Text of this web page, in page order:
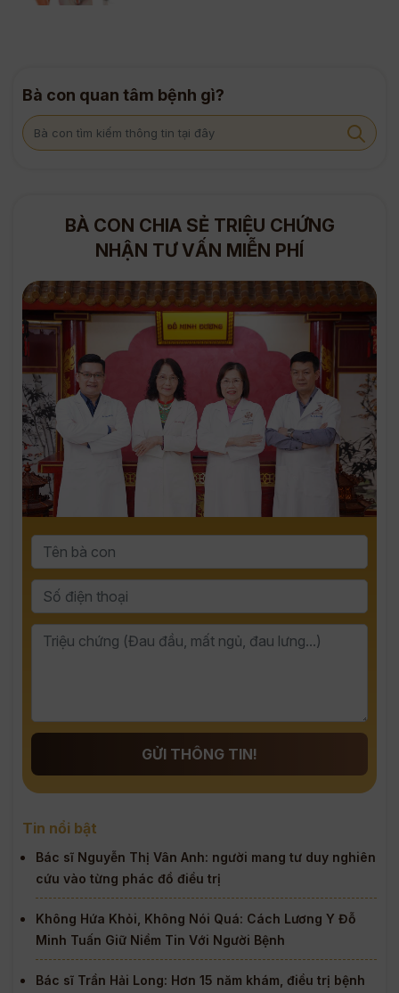
Bà con quan tâm bệnh gì?
BÀ CON CHIA SẺ TRIỆU CHỨNG
NHẬN TƯ VẤN MIỄN PHÍ
GỬI THÔNG TIN!
Tin nổi bật
Bác sĩ Nguyễn Thị Vân Anh: người mang tư duy nghiên
cứu vào từng phác đồ điều trị
Không Hứa Khỏi, Không Nói Quá: Cách Lương Y Đỗ
Minh Tuấn Giữ Niềm Tin Với Người Bệnh
Bác sĩ Trần Hải Long: Hơn 15 năm khám, điều trị bệnh